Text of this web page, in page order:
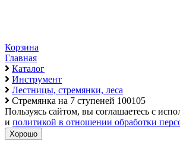
Корзина
Главная
Каталог
Инструмент
Лестницы, стремянки, леса
Стремянка на 7 ступеней 100105
Пользуясь сайтом, вы соглашаетесь с
и политикой в отношении обработки
Хорошо